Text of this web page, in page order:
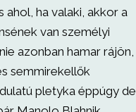
ahol, ha valaki, akkor a
van személyi
azonban hamar rájön,
semmirekellők
pletyka éppúgy de